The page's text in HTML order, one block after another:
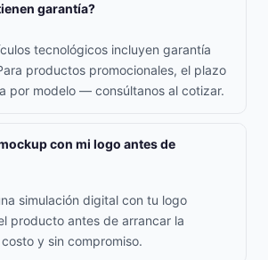
garantía?
tecnológicos incluyen garantía
productos promocionales, el plazo
por modelo — consúltanos al cotizar.
con mi logo antes de
simulación digital con tu logo
producto antes de arrancar la
y sin compromiso.